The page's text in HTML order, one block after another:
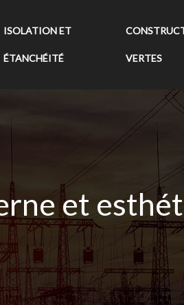
ISOLATION ET
ÉTANCHÉITÉ VERTES
et